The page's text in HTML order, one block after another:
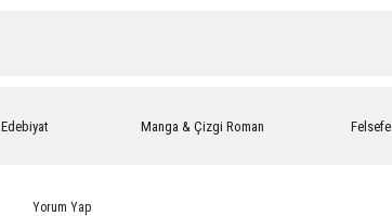
Edebiyat Manga & Çizgi Roman Felsefe
Yorum Yap